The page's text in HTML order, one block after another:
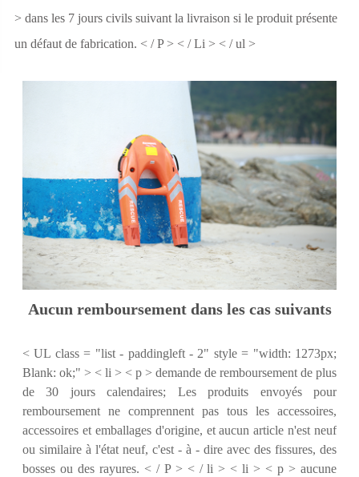
> dans les 7 jours civils suivant la livraison si le produit présente
un défaut de fabrication. < / P > < / Li > < / ul >
Aucun remboursement dans les cas suivants
< UL class = "list - paddingleft - 2" style = "width: 1273px;
Blank: ok;" > < li > < p > demande de remboursement de plus
de 30 jours calendaires; Les produits envoyés pour
remboursement ne comprennent pas tous les accessoires,
accessoires et emballages d'origine, et aucun article n'est neuf
ou similaire à l'état neuf, c'est - à - dire avec des fissures, des
bosses ou des rayures. < / P > < / li > < li > < p > aucune